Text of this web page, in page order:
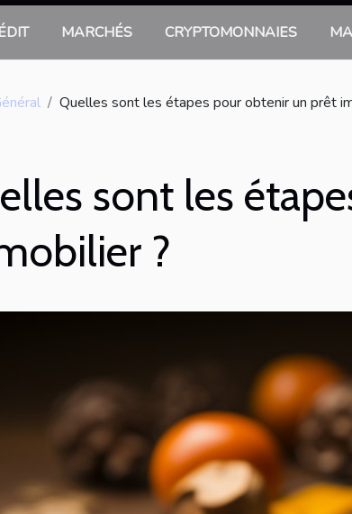
MARCHÉS CRYPTOMONNAIES
Quelles sont les étapes pour obtenir un prêt
sont les
?